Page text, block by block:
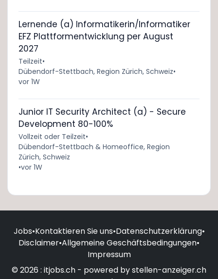
Lernende (a) Informatikerin/Informatiker
EFZ Plattformentwicklung per August
2027
Teilzeit•
Dübendorf-Stettbach, Region Zürich, Schweiz•
vor 1W
Junior IT Security Architect (a) - Secure
Development 80-100%
Vollzeit oder Teilzeit•
Dübendorf-Stettbach & Homeoffice, Region
Zürich, Schweiz
•vor 1W
Jobs•Kontaktieren Sie uns•Datenschutzerklärung•
Disclaimer•Allgemeine Geschäftsbedingungen•
Impressum
© 2026 : itjobs.ch - powered by stellen-anzeiger.ch